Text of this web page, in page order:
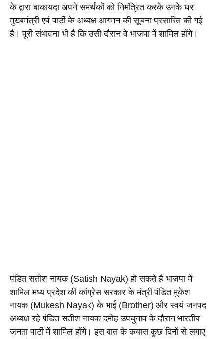
के द्वारा बाकायदा अपने समर्थकों को निमंत्रित करके उनके घर
मुख्यमंत्री एवं पार्टी के अध्यक्ष आगमन की सूचना प्रसारित की गई
है। पूरी संभावना भी है कि उसी दौरान वे भाजपा में शामिल होंगे।
पंडित सतीश नायक (Satish Nayak) हो सकते हैं भाजपा में
शामिल मध्य प्रदेश की कांग्रेस सरकार के मंत्री पंडित मुकेश
नायक (Mukesh Nayak) के भाई (Brother) और स्वयं जनपद
अध्यक्ष रहे पंडित सतीश नायक दमोह उपचुनाव के दौरान भारतीय
जनता पार्टी में शामिल होंगे। इस बात के कयास कुछ दिनों से लगाए